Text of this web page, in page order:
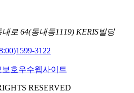
로 64(동내동1119) KERIS빌딩
1599-3122
RESERVED